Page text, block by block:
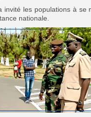
invité les populations à se
nationale.